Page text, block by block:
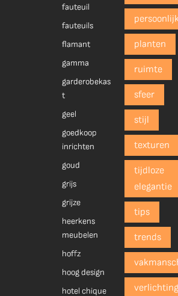
fauteuil
fauteuils
flamant
gamma
garderobekas
t
geel
goedkoop
inrichten
goud
grijs
grijze
heerkens
meubelen
hoffz
hoog design
hotel chique
planten
ruimte
sfeer
stijl
texturen
tijdloze
elegantie
tips
trends